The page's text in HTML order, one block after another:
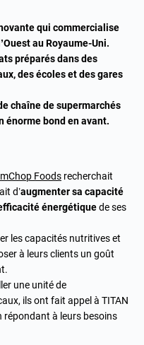
qui commercialise
au Royaume-Uni.
préparés dans des
des écoles et des gares
chaîne de supermarchés
énorme bond en avant.
Foods recherchait
d’augmenter sa capacité
énergétiquede ses
les capacités nutritives et
à leurs clients un goût
une unité de
ils ont fait appel à TITAN
à leurs besoins